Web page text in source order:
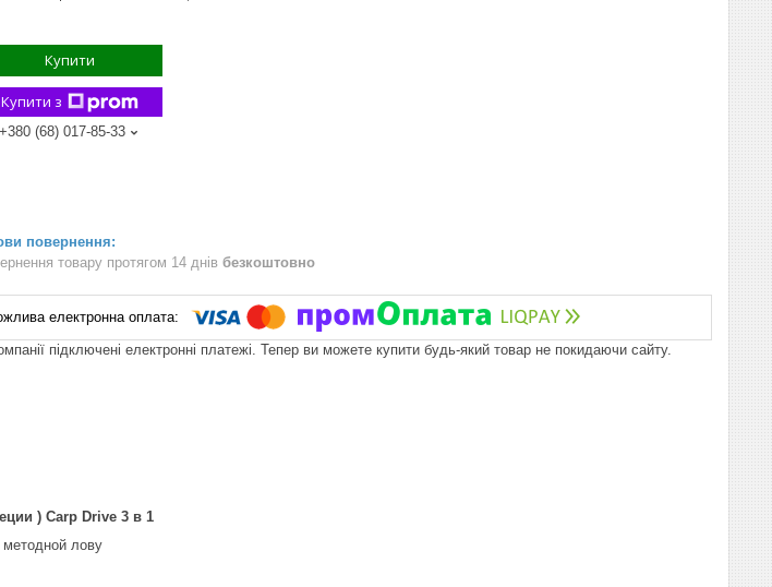
Купити
Купити з
+380 (68) 017-85-33
товару протягом 14 днів безкоштовно
підключені електронні платежі. Тепер ви можете купити будь-який товар не покидаючи сайту.
) Carp Drive 3 в 1
методной лову